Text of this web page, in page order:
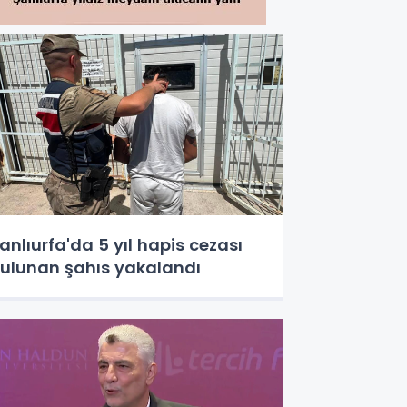
5 yıl hapis cezası
şahıs yakalandı